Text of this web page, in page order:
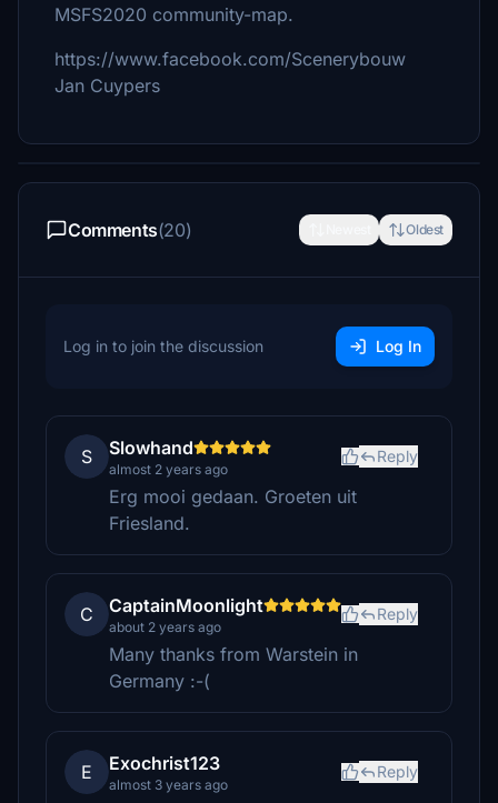
MSFS2020 community-map.
https://www.facebook.com/Scenerybouw
Jan Cuypers
Comments(20) Oldest
Log in to join the discussion Log In
S Slowhand
almost 2 years ago
Reply
Erg mooi gedaan. Groeten uit
Friesland.
C CaptainMoonlight
about 2 years ago
Reply
Many thanks from Warstein in
Germany :-(
E Exochrist123
almost 3 years ago
Reply